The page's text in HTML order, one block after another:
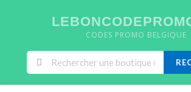
CODES PROMO BELGIQUE